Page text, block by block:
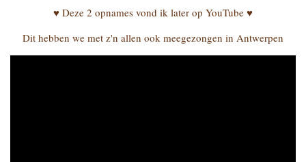
♥ Deze 2 opnames vond ik later op YouTube ♥
Dit hebben we met z'n allen ook meegezongen in Antwerpen